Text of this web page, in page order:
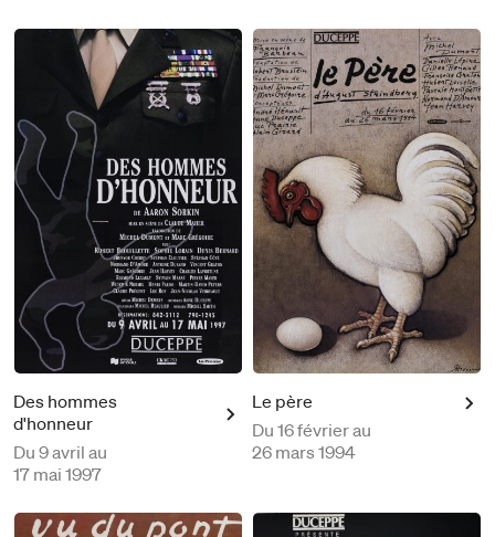
Des hommes
d'honneur
Du 9 avril au
17 mai 1997
Le père
Du 16 février au
26 mars 1994